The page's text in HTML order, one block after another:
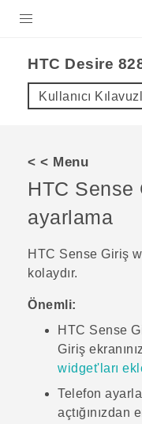
VIVE
VIVERSE
DESTEK
HTC Desire
Kullanıcı
< < Menu
HTC Sense
ayarlama
HTC Sense Giriş
kolaydır.
Önemli:
HTC Sense
Giriş
widget'ları
Telefon
açtığınızdan